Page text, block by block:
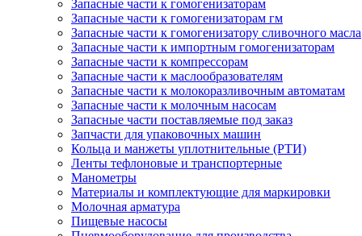
Запасные части к гомогенизаторам
Запасные части к гомогенизаторам гм
Запасные части к гомогенизатору сливочного масла
Запасные части к импортным гомогенизаторам
Запасные части к компрессорам
Запасные части к маслообразователям
Запасные части к молокоразливочным автоматам
Запасные части к молочным насосам
Запасные части поставляемые под заказ
Запчасти для упаковочных машин
Кольца и манжеты уплотнительные (РТИ)
Ленты тефлоновые и транспортерные
Манометры
Материалы и комплектующие для маркировки
Молочная арматура
Пищевые насосы